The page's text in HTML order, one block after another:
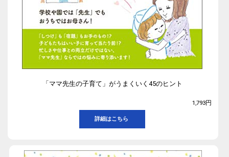
「ママ先生の子育て」がうまくいく45のヒント
1,793円
詳細はこちら